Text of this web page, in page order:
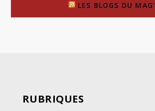
LES BLOGS DU MAG’
RUBRIQUES